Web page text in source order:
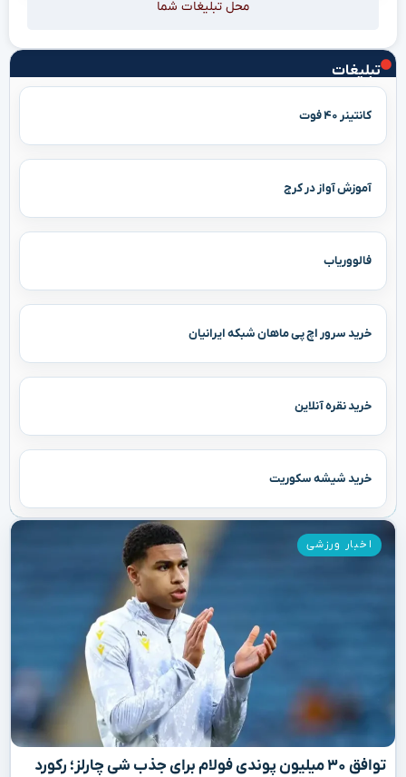
تبلیغات
کانتینر ۴۰ فوت
آموزش آواز در کرج
فالووریاب
خرید سرور اچ پی ماهان شبکه ایرانیان
خرید نقره آنلاین
خرید شیشه سکوریت
توافق ۳۰ میلیون پوندی فولام برای جذب شی چارلز؛ رکورد
اخبار ورزشی
محل تبلیغات شما